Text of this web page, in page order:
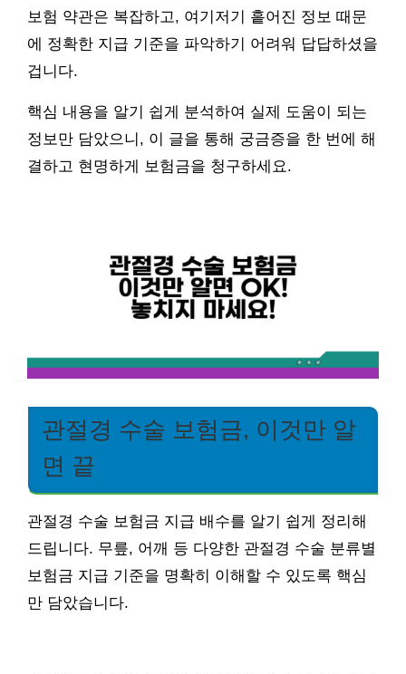
보험 약관은 복잡하고, 여기저기 흩어진 정보 때문
에 정확한 지급 기준을 파악하기 어려워 답답하셨을
겁니다.
핵심 내용을 알기 쉽게 분석하여 실제 도움이 되는
정보만 담았으니, 이 글을 통해 궁금증을 한 번에 해
결하고 현명하게 보험금을 청구하세요.
관절경 수술 보험금, 이것만 알
면 끝
관절경 수술 보험금 지급 배수를 알기 쉽게 정리해
드립니다. 무릎, 어깨 등 다양한 관절경 수술 분류별
보험금 지급 기준을 명확히 이해할 수 있도록 핵심
만 담았습니다.